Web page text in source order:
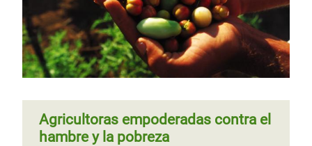
Los derechos de las mujeres desde
la base
Agricultoras empoderadas contra el
hambre y la pobreza